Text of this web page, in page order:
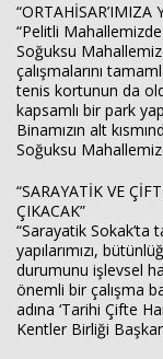
“ORTAHİSAR’IMIZA
“Pelitli
Soğuksu
çalışmalarını
tenis kortunun da
kapsamlı bir park
Binamızın alt
Soğuksu
“SARAYATİK VE
ÇIKACAK”
“Sarayatik
yapılarımızı,
durumunu işlevsel
önemli bir çalışma
adına ‘Tarihi Çifte
Kentler Birliği